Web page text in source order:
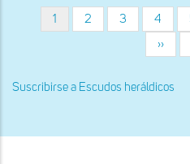
Paginación
Página
actual
1 Página
2 Página
3 Página
4
página
››
Suscribirse a Escudos heráldicos